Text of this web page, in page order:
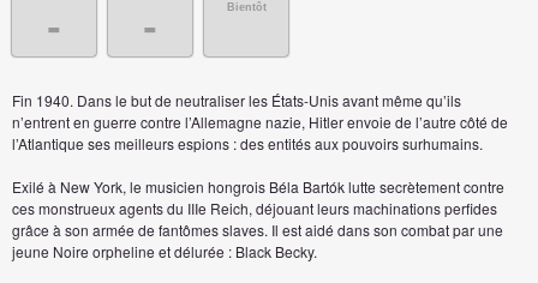
- -
Bientôt
Fin 1940. Dans le but de neutraliser les États-Unis avant même qu’ils
n’entrent en guerre contre l’Allemagne nazie, Hitler envoie de l’autre côté de
l’Atlantique ses meilleurs espions : des entités aux pouvoirs surhumains.
Exilé à New York, le musicien hongrois Béla Bartók lutte secrètement contre
ces monstrueux agents du IIIe Reich, déjouant leurs machinations perfides
grâce à son armée de fantômes slaves. Il est aidé dans son combat par une
jeune Noire orpheline et délurée : Black Becky.